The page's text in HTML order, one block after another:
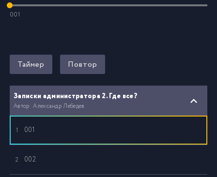
001
Таймер Повтор
Записки администратора 2. Где все?
Автор: Александр Лебедев
1 001
2 002